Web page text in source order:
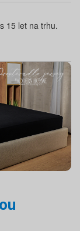
15 let na trhu.